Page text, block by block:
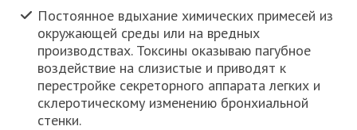
Постоянное вдыхание химических примесей из
окружающей среды или на вредных
производствах. Токсины оказываю пагубное
воздействие на слизистые и приводят к
перестройке секреторного аппарата легких и
склеротическому изменению бронхиальной
стенки.